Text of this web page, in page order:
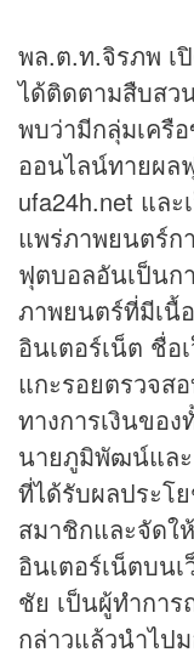
พล.ต.ท.จิรภพ เ
ได้ติดตามสืบสว
พบว่ามีกลุ่มเครื
ออนไลน์ทายผล
ufa24h.net และ
แพร่ภาพยนตร์ก
ฟุตบอลอันเป็นก
ภาพยนตร์ที่มีเนื้
อินเตอร์เน็ต ชื่อ
แกะรอยตรวจส
ทางการเงินของ
นายภูมิพัฒน์แล
ที่ได้รับผลประโ
สมาชิกและจัดใ
อินเตอร์เน็ตบน
ชัย เป็นผู้ทำการ
กล่าวแล้วนำไป